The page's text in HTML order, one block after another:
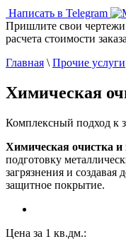
Написать в Telegram
Пришлите свои
расчета стоимости
Главная \ Прочие услуги
Химическая
Комплексный подход к
Химическая очистка и
подготовку
загрязнения и создавая
защитное покрытие.
Цена за 1 кв.дм.: